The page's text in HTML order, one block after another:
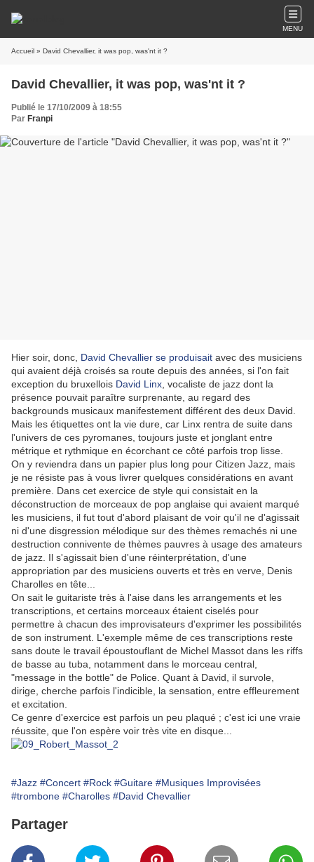
MENU
Accueil » David Chevallier, it was pop, was'nt it ?
David Chevallier, it was pop, was'nt it ?
Publié le 17/10/2009 à 18:55
Par Franpi
Hier soir, donc, David Chevallier se produisait avec des musiciens
qui avaient déjà croisés sa route depuis des années, si l'on fait
exception du bruxellois David Linx , vocaliste de jazz dont la
présence pouvait paraître surprenante, au regard des
backgrounds musicaux manifestement différent des deux David.
Mais les étiquettes ont la vie dure, car Linx rentra de suite dans
l'univers de ces pyromanes, toujours juste et jonglant entre
métrique et rythmique en écorchant ce côté parfois trop lisse.
On y reviendra dans un papier plus long pour Citizen Jazz, mais
je ne résiste pas à vous livrer quelques considérations en avant
première. Dans cet exercice de style qui consistait en la
déconstruction de morceaux de pop anglaise qui avaient marqué
les musiciens, il fut tout d'abord plaisant de voir qu'il ne d'agissait
ni d'une disgression mélodique sur des thèmes remachés ni une
destruction connivente de thèmes pauvres à usage des amateurs
de jazz. Il s'agissait bien d'une réinterprétation, d'une
appropriation par des musiciens ouverts et très en verve, Denis
Charolles en tête...
On sait le guitariste très à l'aise dans les arrangements et les
transcriptions, et certains morceaux étaient ciselés pour
permettre à chacun des improvisateurs d'exprimer les possibilités
de son instrument. L'exemple même de ces transcriptions reste
sans doute le travail époustouflant de Michel Massot dans les riffs
de basse au tuba, notamment dans le morceau central,
"message in the bottle" de Police. Quant à David, il survole,
dirige, cherche parfois l'indicible, la sensation, entre effleurement
et excitation.
Ce genre d'exercice est parfois un peu plaqué ; c'est ici une vraie
réussite, que l'on espère voir très vite en disque...
#Jazz #Concert #Rock #Guitare #Musiques Improvisées
#trombone #Charolles #David Chevallier
Partager